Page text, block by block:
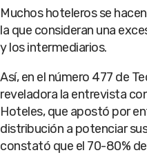
Muchos hoteleros se
la que consideran una
y los intermediarios.
Así, en el número 477 de
reveladora la entrevista
Hoteles, que apostó por
distribución a potenciar
constató que el 70-80%